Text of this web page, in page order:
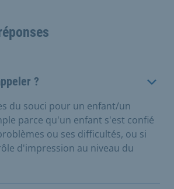
?
du souci pour un enfant/un
parce qu'un enfant s'est confié
ou ses difficultés, ou si
d'impression au niveau du